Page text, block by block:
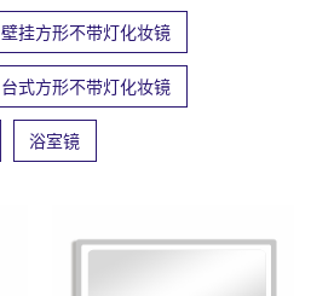
壁挂方形不带灯化妆镜
台式方形不带灯化妆镜
浴室镜